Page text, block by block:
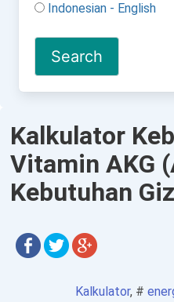
Indonesian - English
Kalkulator
Vitamin AKG
Kebutuhan
Kalkulator, #